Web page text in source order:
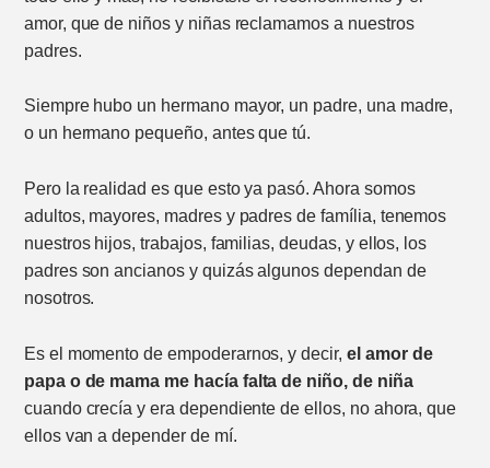
amor, que de niños y niñas reclamamos a nuestros
padres.
Siempre hubo un hermano mayor, un padre, una madre,
o un hermano pequeño, antes que tú.
Pero la realidad es que esto ya pasó. Ahora somos
adultos, mayores, madres y padres de família, tenemos
nuestros hijos, trabajos, familias, deudas, y ellos, los
padres son ancianos y quizás algunos dependan de
nosotros.
Es el momento de empoderarnos, y decir, el amor de
papa o de mama me hacía falta de niño, de niña
cuando crecía y era dependiente de ellos, no ahora, que
ellos van a depender de mí.